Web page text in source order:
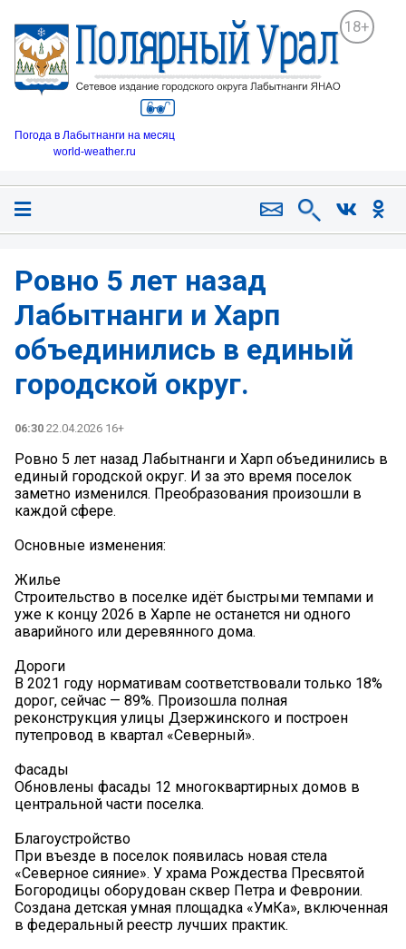
18+
Погода в Лабытнанги на месяц
world-weather.ru
Ровно 5 лет назад
Лабытнанги и Харп
объединились в единый
городской округ.
06:30 22.04.2026 16+
Ровно 5 лет назад Лабытнанги и Харп объединились в
единый городской округ. И за это время поселок
заметно изменился. Преобразования произошли в
каждой сфере.
Основные изменения:
Жилье
Строительство в поселке идёт быстрыми темпами и
уже к концу 2026 в Харпе не останется ни одного
аварийного или деревянного дома.
Дороги
В 2021 году нормативам соответствовали только 18%
дорог, сейчас — 89%. Произошла полная
реконструкция улицы Дзержинского и построен
путепровод в квартал «Северный».
Фасады
Обновлены фасады 12 многоквартирных домов в
центральной части поселка.
Благоустройство
При въезде в поселок появилась новая стела
«Северное сияние». У храма Рождества Пресвятой
Богородицы оборудован сквер Петра и Февронии.
Создана детская умная площадка «УмКа», включенная
в федеральный реестр лучших практик.